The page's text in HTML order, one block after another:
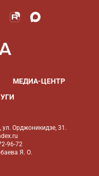
МЕДИА-ЦЕНТР
ул. Орджоникидзе, 31.
96-72
Я. О.